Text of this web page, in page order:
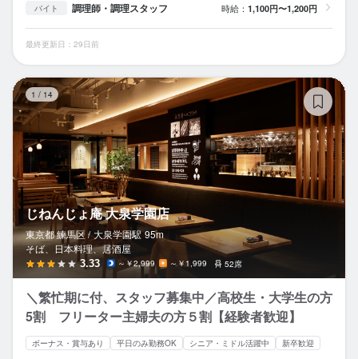
バイト 調理師・調理スタッフ 時給： 1,100円〜1,200円
最終更新日：29日前
1 / 14
じねんじょ庵 大泉学園店
東京都 練馬区 / 大泉学園駅 95m
そば、日本料理、居酒屋
3.33 ～￥2,999 ～￥1,999 52席
＼繁忙期に付、スタッフ募集中／高校生・大学生の方
5割 フリーター主婦夫の方５割【経験者歓迎】
ボーナス・賞与あり 平日のみ勤務OK シニア・ミドル活躍中 新卒歓迎